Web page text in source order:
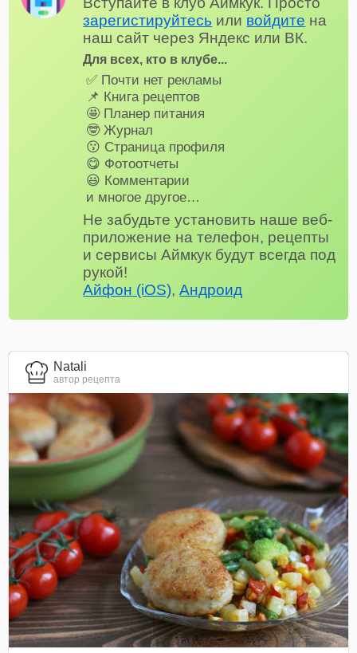
зарегистируйтесь или войдите на
наш сайт через Яндекс или ВК.
Для всех, кто в клубе...
✅ Почти нет рекламы
📌 Книга рецептов
🤩 Планер питания
🤓 Журнал
😗 Страница профиля
😋 Фотоотчеты
😃 Комментарии
и многое другое…
Не забудьте установить наше веб-
приложение на телефон, рецепты
и сервисы Аймкук будут всегда под
рукой!
Айфон (iOS),Андроид
Natali
автор рецепта